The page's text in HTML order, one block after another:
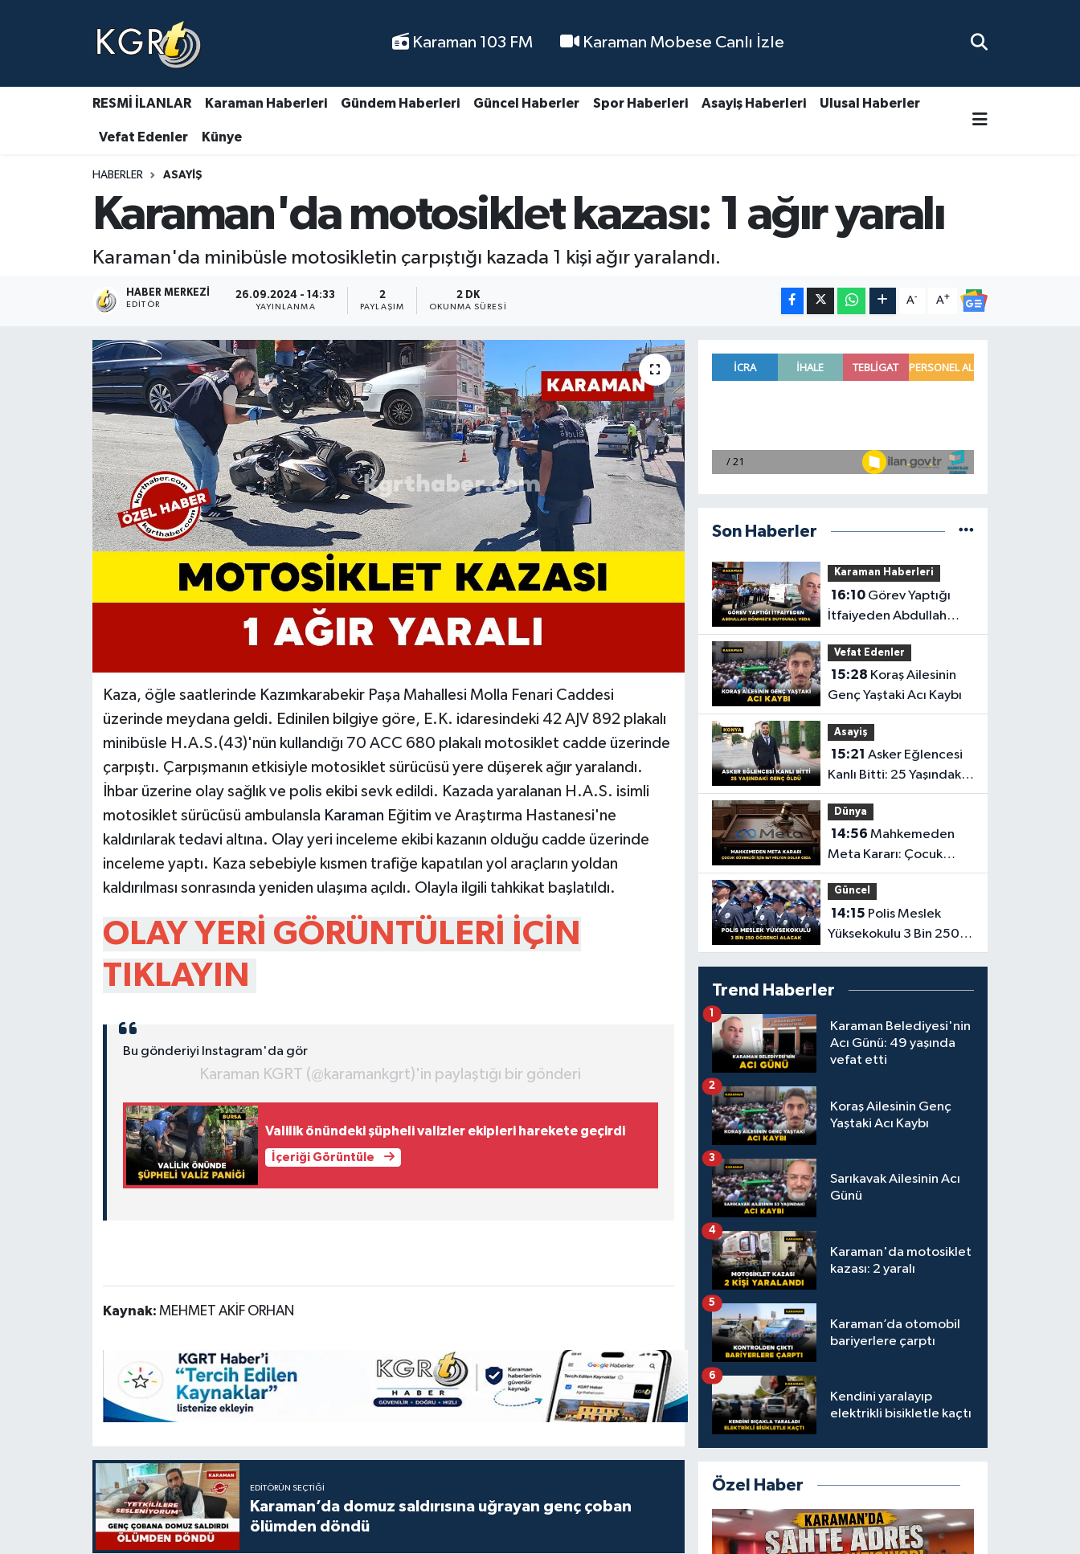
Karaman 103 FM Karaman Mobese Canlı İzle
RESMİ İLANLAR Karaman Haberleri Gündem Haberleri Güncel Haberler Spor Haberleri Asayiş Haberleri Ulusal Haberler
Vefat Edenler Künye
HABERLER ASAYIŞ
Karaman'da motosiklet kazası: 1 ağır yaralı
Karaman'da minibüsle motosikletin çarpıştığı kazada 1 kişi ağır yaralandı.
HABER MERKEZI
EDITÖR
26.09.2024 - 14:33
YAYINLANMA
2
PAYLAŞIM
2 DK
OKUNMA SÜRESI
A- A+
Kaza, öğle saatlerinde Kazımkarabekir Paşa Mahallesi Molla Fenari Caddesi
üzerinde meydana geldi. Edinilen bilgiye göre, E.K. idaresindeki 42 AJV 892 plakalı
minibüsle H.A.S.(43)'nün kullandığı 70 ACC 680 plakalı motosiklet cadde üzerinde
çarpıştı. Çarpışmanın etkisiyle motosiklet sürücüsü yere düşerek ağır yaralandı.
İhbar üzerine olay sağlık ve polis ekibi sevk edildi. Kazada yaralanan H.A.S. isimli
motosiklet sürücüsü ambulansla Karaman Eğitim ve Araştırma Hastanesi'ne
kaldırılarak tedavi altına. Olay yeri inceleme ekibi kazanın olduğu cadde üzerinde
inceleme yaptı. Kaza sebebiyle kısmen trafiğe kapatılan yol araçların yoldan
kaldırılması sonrasında yeniden ulaşıma açıldı. Olayla ilgili tahkikat başlatıldı.
OLAY YERİ GÖRÜNTÜLERİ İÇİN
TIKLAYIN
Bu gönderiyi Instagram'da gör
Karaman KGRT (@karamankgrt)'in paylaştığı bir gönderi
Valilik önündeki şüpheli valizler ekipleri harekete geçirdi
İçeriği Görüntüle
Kaynak: MEHMET AKİF ORHAN
EDITÖRÜN SEÇTIĞI
Karaman’da domuz saldırısına uğrayan genç çoban
ölümden döndü
Son Haberler
Karaman Haberleri
16:10Görev Yaptığı
İtfaiyeden Abdullah
Dönmez'e Duygusal
Veda
Vefat Edenler
15:28
Genç Yaştaki Acı Kaybı
Asayiş
15:21
Kanlı Bitti: 25 Yaşındaki
Genç Öldü
Dünya
14:56
Meta Kararı: Çocuk
Güvenliği İçin 567
Milyon Dolar Ceza
Güncel
14:15
Yüksekokulu 3 Bin 250
Öğrenci Alacak
Trend Haberler
Karaman Belediyesi'nin
Acı Günü: 49 yaşında
vefat etti
1
Koraş Ailesinin Genç
Yaştaki Acı Kaybı
2
Sarıkavak Ailesinin Acı
Günü
3
Karaman'da motosiklet
kazası: 2 yaralı
4
Karaman’da otomobil
bariyerlere çarptı
5
Kendini yaralayıp
elektrikli bisikletle kaçtı
6
Özel Haber
Karaman Haberleri
Gündem Haberleri
Güncel Haberler
Asayiş Haberleri
Ulusal Haberler
Vefat Edenler